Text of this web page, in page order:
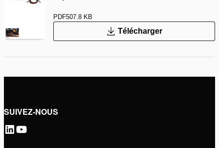
PDF507.8 KB
Télécharger
SUIVEZ-NOUS